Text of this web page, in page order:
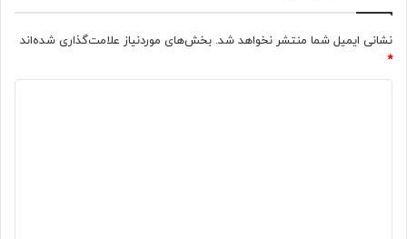
نشانی ایمیل شما منتشر نخواهد شد. بخش‌های موردنیاز علامت‌گذاری شده‌اند
*